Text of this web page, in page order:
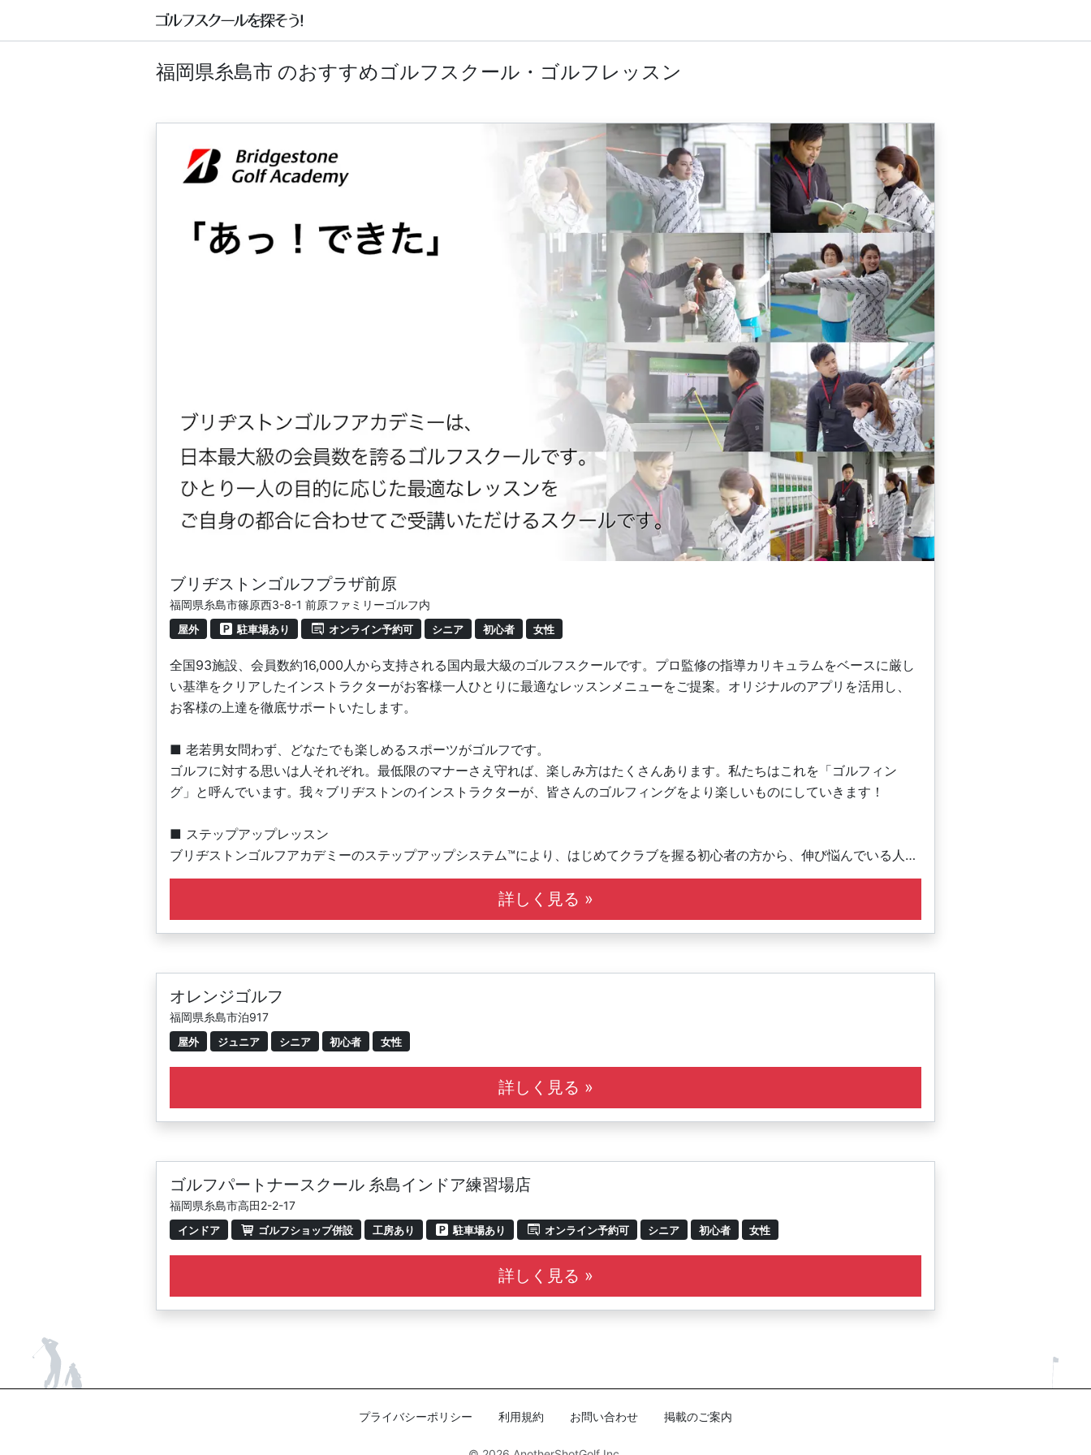
福岡県糸島市 のおすすめゴルフスクール・ゴルフレッスン
ブリヂストンゴルフプラザ前原
福岡県糸島市篠原西3-8-1 前原ファミリーゴルフ内
屋外 駐車場あり オンライン予約可 シニア 初心者 女性
全国93施設、会員数約16,000人から支持される国内最大級のゴルフスクールです。プロ監修の指導カリキュラムをベースに厳し
い基準をクリアしたインストラクターがお客様一人ひとりに最適なレッスンメニューをご提案。オリジナルのアプリを活用し、
お客様の上達を徹底サポートいたします。
■ 老若男女問わず、どなたでも楽しめるスポーツがゴルフです。
ゴルフに対する思いは人それぞれ。最低限のマナーさえ守れば、楽しみ方はたくさんあります。私たちはこれを「ゴルフィン
グ」と呼んでいます。我々ブリヂストンのインストラクターが、皆さんのゴルフィングをより楽しいものにしていきます！
■ ステップアップレッスン
ブリヂストンゴルフアカデミーのステップアップシステム™により、はじめてクラブを握る初心者の方から、伸び悩んでいる人、
もっと楽しみたい人、プロを目指すジュニア、ひとりひとりにあわせたレッスンが可能です。
・少人数制で充実したレッスン
・6名定員の少人数制レッスンです。
詳しく見る »
オレンジゴルフ
福岡県糸島市泊917
屋外 ジュニア シニア 初心者 女性
詳しく見る »
ゴルフパートナースクール 糸島インドア練習場店
福岡県糸島市高田2-2-17
インドア ゴルフショップ併設 工房あり 駐車場あり オンライン予約可 シニア 初心者 女性
詳しく見る »
プライバシーポリシー 利用規約 お問い合わせ 掲載のご案内